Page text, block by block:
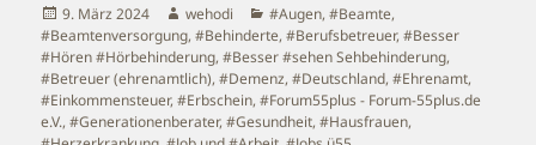
Veröffentlicht
am
9. März 2024 Autor
wehodi Kategorien
#Augen,#Beamte,
#Beamtenversorgung,#Behinderte,#Berufsbetreuer,#Besser
#Hören #Hörbehinderung,#Besser #sehen Sehbehinderung,
#Betreuer (ehrenamtlich),#Demenz,#Deutschland,#Ehrenamt,
#Einkommensteuer,#Erbschein,#Forum55plus - Forum-55plus.de
e.V.,#Generationenberater,#Gesundheit,#Hausfrauen,